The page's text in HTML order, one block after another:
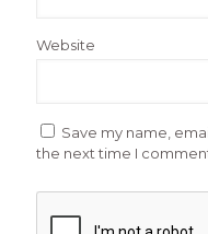
Website
Save my name,
the next time I